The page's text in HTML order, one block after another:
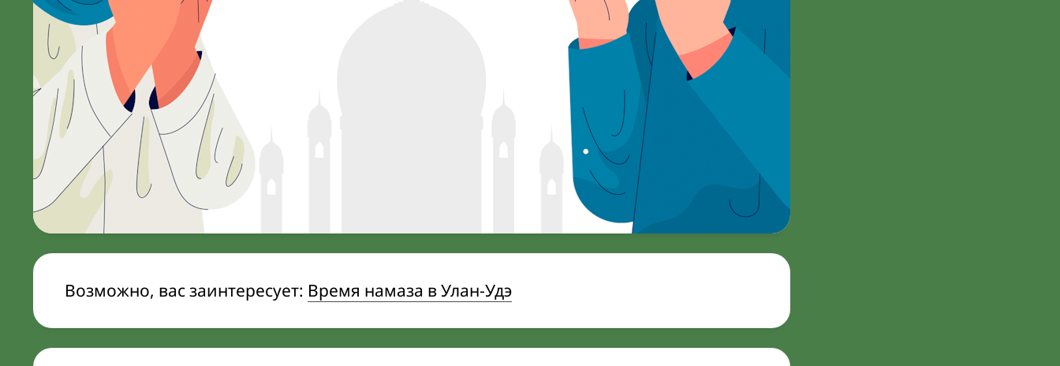
Возможно, вас заинтересует: Время намаза в Улан-Удэ